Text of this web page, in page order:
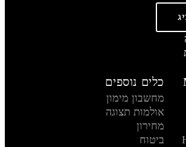
כלים נוספים
מחשבון מימון
אולמות תצוגה
מחירון
ביטוח